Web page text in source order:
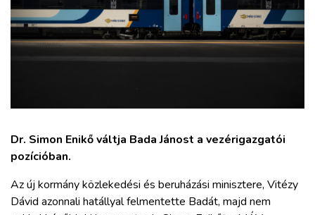
BLOG
BELÉPÉS
REGISZTRÁCIÓ
Dr. Simon Enikő váltja Bada Jánost a vezérigazgatói
pozícióban.
Az új kormány közlekedési és beruházási minisztere, Vitézy
Dávid azonnali hatállyal felmentette Badát, majd nem